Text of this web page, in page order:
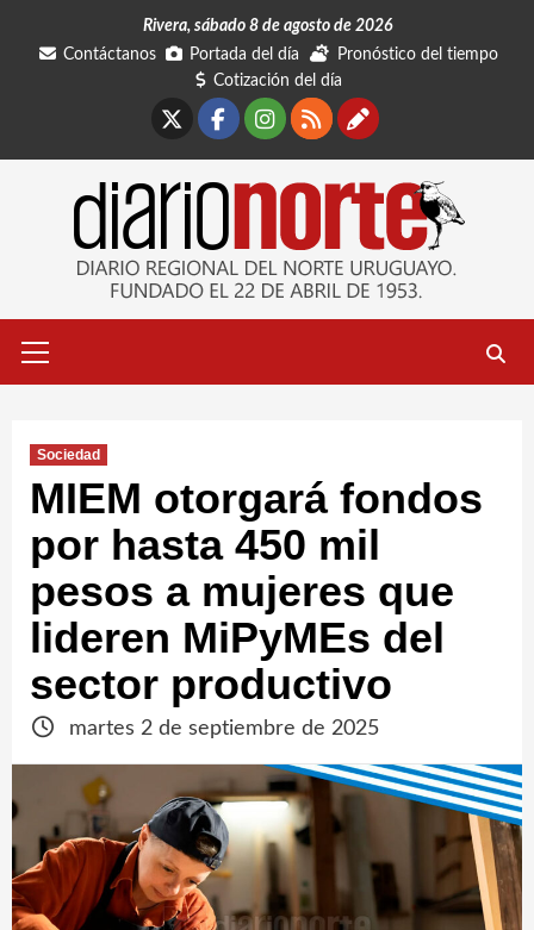
Rivera, sábado 8 de agosto de 2026
Contáctanos
Portada del día
Pronóstico del tiempo
Cotización del día
Facebook
Instagram
RSSContáctanos
primario
Sociedad
MIEM otorgará fondos
por hasta 450 mil
pesos a mujeres que
lideren MiPyMEs del
sector productivo
martes 2 de septiembre de 2025